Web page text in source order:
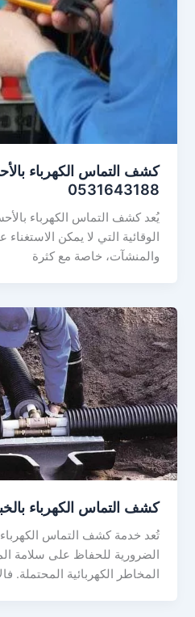
كشف التماس الكهرباء
0531643188
يُعد كشف التماس الكهرباء
الوقائية التي لا يمكن الاستغناء
والمنشآت، خاصة مع كثرة
كشف التماس الكهرباء بالخبر –
تُعد خدمة كشف التماس
الضرورية للحفاظ على سلامة
المخاطر الكهربائية المحتملة.